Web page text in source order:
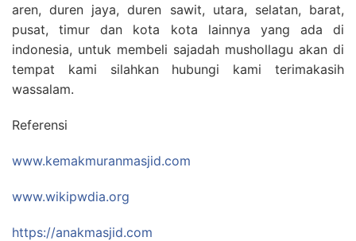
aren, duren jaya, duren sawit, utara, selatan, barat,
pusat, timur dan kota kota lainnya yang ada di
indonesia, untuk membeli sajadah mushollagu akan di
tempat kami silahkan hubungi kami terimakasih
wassalam.
Referensi
www.kemakmuranmasjid.com
www.wikipwdia.org
https://anakmasjid.com